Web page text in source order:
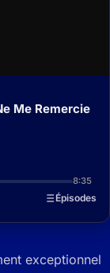
Me Remercie
8:35
Épisodes
exceptionnel